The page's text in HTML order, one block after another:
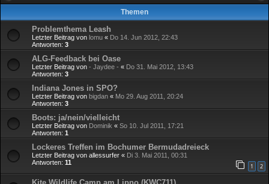
Themen
Problemthema Leash
Letzter Beitrag von lomu « Do 14. Jun 2012, 22:43
Antworten: 3
ALG-Feedback bei Oase
Letzter Beitrag von - Jaydee - « Do 31. Mai 2012, 13:43
Antworten: 3
Indiana Jones in SPO?
Letzter Beitrag von bigdan « Mo 29. Aug 2011, 20:24
Antworten: 3
Boots: ja/nein/vielleicht
Letzter Beitrag von Dominik « So 10. Jul 2011, 17:21
Antworten: 1
Lockeres Treffen im Bochumer Bermudadreieck
Letzter Beitrag von allessurfer « Di 3. Mai 2011, 00:31
Antworten: 11 1 2